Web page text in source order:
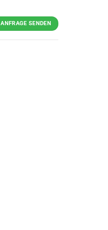
ANFRAGE SENDEN